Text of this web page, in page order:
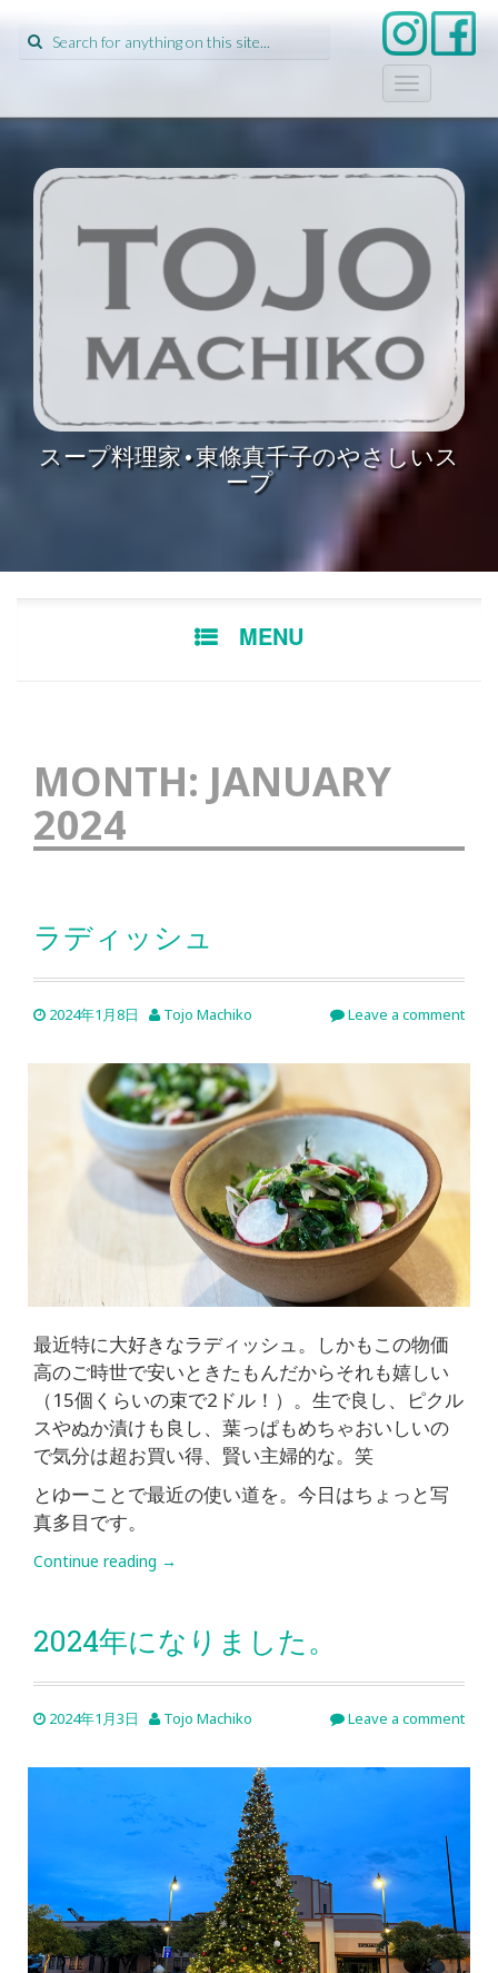
Search
for:
T
o
l
a
v
i
g
t
i
n
スープ料理家•東條真千子のやさしいス
ープ
MENU
MONTH: JANUARY
2024
ラディッシュ
2024年1月8日 Tojo Machiko Leave a comment
最近特に大好きなラディッシュ。しかもこの物価
高のご時世で安いときたもんだからそれも嬉しい
（15個くらいの束で2ドル！）。生で良し、ピクル
スやぬか漬けも良し、葉っぱもめちゃおいしいの
で気分は超お買い得、賢い主婦的な。笑
とゆーことで最近の使い道を。今日はちょっと写
真多目です。
Continue reading →
2024年になりました。
2024年1月3日 Tojo Machiko Leave a comment